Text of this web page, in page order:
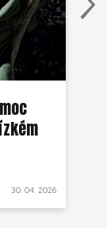
30. 04. 2026